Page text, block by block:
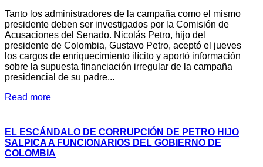
Tanto los administradores de la campaña como el mismo
presidente deben ser investigados por la Comisión de
Acusaciones del Senado. Nicolás Petro, hijo del
presidente de Colombia, Gustavo Petro, aceptó el jueves
los cargos de enriquecimiento ilícito y aportó información
sobre la supuesta financiación irregular de la campaña
presidencial de su padre...
Read more
EL ESCÁNDALO DE CORRUPCIÓN DE PETRO HIJO
SALPICA A FUNCIONARIOS DEL GOBIERNO DE
COLOMBIA